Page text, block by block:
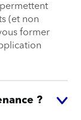
(et non
former
?